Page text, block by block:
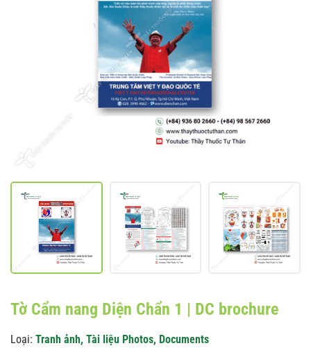
Tờ Cẩm nang Diện Chẩn 1 | DC brochure
Loại: Tranh ảnh, Tài liệu Photos, Documents